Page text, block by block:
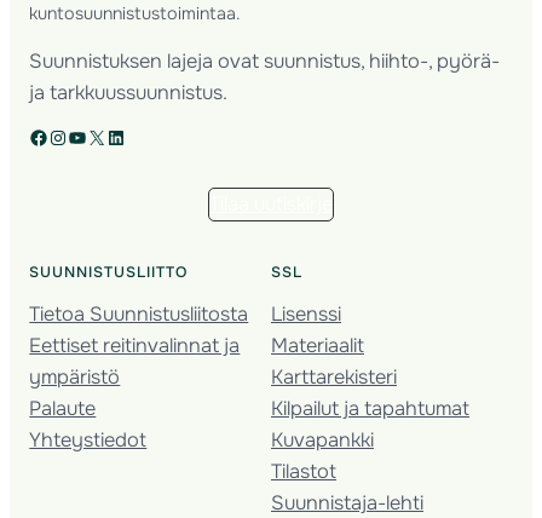
kuntosuunnistustoimintaa.
Suunnistuksen lajeja ovat suunnistus, hiihto-, pyörä-
ja tarkkuussuunnistus.
Facebook Instagram YouTube X LinkedIn
SUUNNISTUSLIITTO
Tietoa Suunnistusliitosta
Eettiset reitinvalinnat ja
ympäristö
Palaute
Yhteystiedot
SSL
Lisenssi
Materiaalit
Karttarekisteri
Kilpailut ja tapahtumat
Kuvapankki
Tilastot
Suunnistaja-lehti